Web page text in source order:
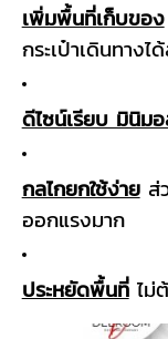
เพิ่มพื้นที่เก็บของ
กระเป๋าเดินทางไ
ดีไซน์เรียบ มินิม
กลไกยกใช้ง่ายส่
ออกแรงมาก
ประหยัดพื้นที่ไม่